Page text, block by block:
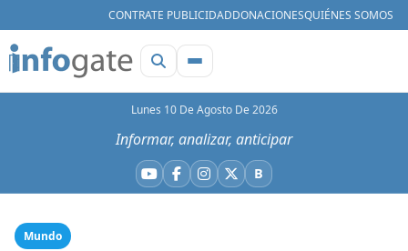
CONTRATE PUBLICIDADDONACIONESQUIÉNES SOMOS
Lunes 10 De Agosto De 2026
Informar, analizar, anticipar
YouTube
Facebook
Instagram
X BBluesky
Mundo